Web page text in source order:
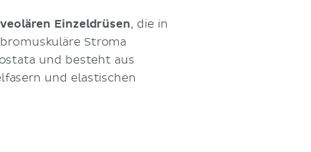
Einzeldrüsen, die in
Stroma
und besteht aus
und elastischen